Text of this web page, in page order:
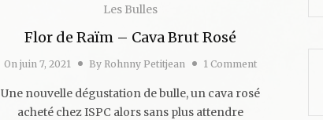
Les Bulles
Flor de Raïm – Cava Brut Rosé
On juin 7, 2021 By Rohnny Petitjean 1 Comment
Une nouvelle dégustation de bulle, un cava rosé
acheté chez ISPC alors sans plus attendre